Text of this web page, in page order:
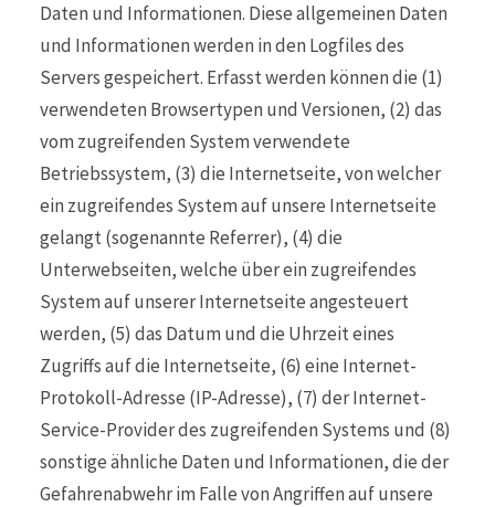
Daten und Informationen. Diese allgemeinen Daten
und Informationen werden in den Logfiles des
Servers gespeichert. Erfasst werden können die (1)
verwendeten Browsertypen und Versionen, (2) das
vom zugreifenden System verwendete
Betriebssystem, (3) die Internetseite, von welcher
ein zugreifendes System auf unsere Internetseite
gelangt (sogenannte Referrer), (4) die
Unterwebseiten, welche über ein zugreifendes
System auf unserer Internetseite angesteuert
werden, (5) das Datum und die Uhrzeit eines
Zugriffs auf die Internetseite, (6) eine Internet-
Protokoll-Adresse (IP-Adresse), (7) der Internet-
Service-Provider des zugreifenden Systems und (8)
sonstige ähnliche Daten und Informationen, die der
Gefahrenabwehr im Falle von Angriffen auf unsere